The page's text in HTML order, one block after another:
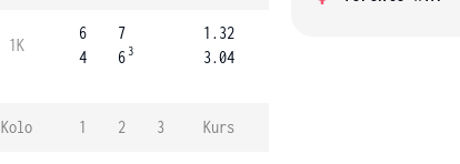
1K
6
4
7
6 3
1.32
3.04
Kolo 1 2 3 Kurs